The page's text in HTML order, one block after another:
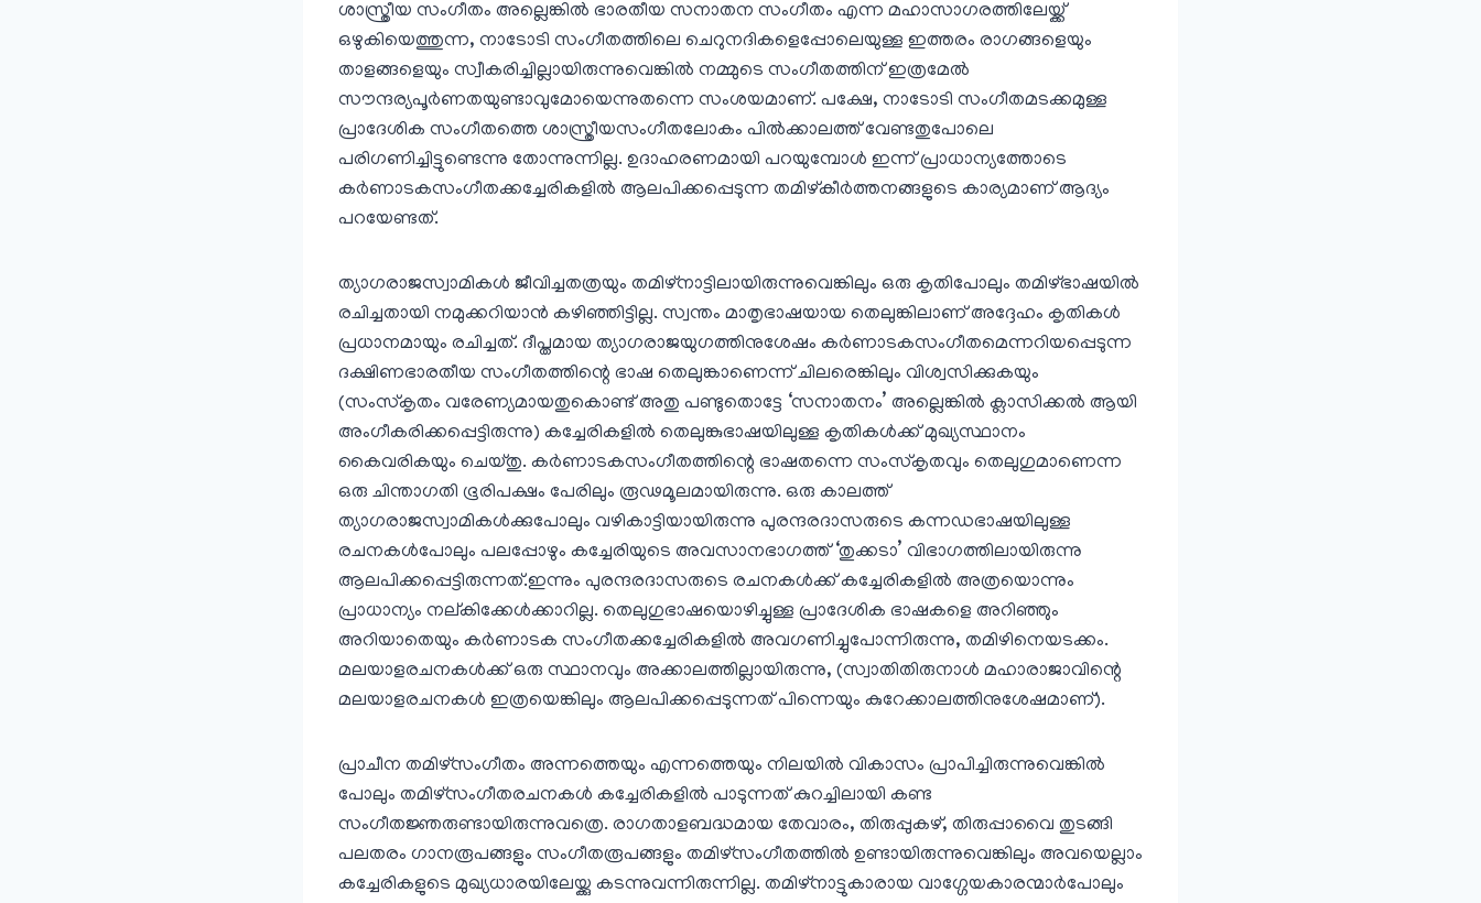
ശാസ്ത്രീയ സംഗീതം അല്ലെങ്കില്‍ ഭാരതീയ സനാതന സംഗീതം എന്ന മഹാസാഗരത്തിലേയ്ക്ക്
ഒഴുകിയെത്തുന്ന, നാടോടി സംഗീതത്തിലെ ചെറുനദികളെപ്പോലെയുള്ള ഇത്തരം രാഗങ്ങളെയും
താളങ്ങളെയും സ്വീകരിച്ചില്ലായിരുന്നുവെങ്കില്‍ നമ്മുടെ സംഗീതത്തിന് ഇത്രമേല്‍
സൗന്ദര്യപൂര്‍ണതയുണ്ടാവുമോയെന്നുതന്നെ സംശയമാണ്. പക്ഷേ, നാടോടി സംഗീതമടക്കമുള്ള
പ്രാദേശിക സംഗീതത്തെ ശാസ്ത്രീയസംഗീതലോകം പില്‍ക്കാലത്ത് വേണ്ടതുപോലെ
പരിഗണിച്ചിട്ടുണ്ടെന്നു തോന്നുന്നില്ല. ഉദാഹരണമായി പറയുമ്പോള്‍ ഇന്ന് പ്രാധാന്യത്തോടെ
കര്‍ണാടകസംഗീതക്കച്ചേരികളില്‍ ആലപിക്കപ്പെടുന്ന തമിഴ്കീര്‍ത്തനങ്ങളുടെ കാര്യമാണ് ആദ്യം
പറയേണ്ടത്.
ത്യാഗരാജസ്വാമികള്‍ ജീവിച്ചതത്രയും തമിഴ്‌നാട്ടിലായിരുന്നുവെങ്കിലും ഒരു കൃതിപോലും തമിഴ്ഭാഷയില്‍
രചിച്ചതായി നമുക്കറിയാന്‍ കഴിഞ്ഞിട്ടില്ല. സ്വന്തം മാതൃഭാഷയായ തെലുങ്കിലാണ് അദ്ദേഹം കൃതികള്‍
പ്രധാനമായും രചിച്ചത്. ദീപ്തമായ ത്യാഗരാജയുഗത്തിനുശേഷം കര്‍ണാടകസംഗീതമെന്നറിയപ്പെടുന്ന
ദക്ഷിണഭാരതീയ സംഗീതത്തിന്റെ ഭാഷ തെലുങ്കാണെന്ന് ചിലരെങ്കിലും വിശ്വസിക്കുകയും
(സംസ്‌കൃതം വരേണ്യമായതുകൊണ്ട് അതു പണ്ടുതൊട്ടേ ‘സനാതനം’ അല്ലെങ്കില്‍ ക്ലാസിക്കല്‍ ആയി
അംഗീകരിക്കപ്പെട്ടിരുന്നു) കച്ചേരികളില്‍ തെലുങ്കുഭാഷയിലുള്ള കൃതികള്‍ക്ക് മുഖ്യസ്ഥാനം
കൈവരികയും ചെയ്തു. കര്‍ണാടകസംഗീതത്തിന്റെ ഭാഷതന്നെ സംസ്‌കൃതവും തെലുഗുമാണെന്ന
ഒരു ചിന്താഗതി ഭൂരിപക്ഷം പേരിലും രൂഢമൂലമായിരുന്നു. ഒരു കാലത്ത്
ത്യാഗരാജസ്വാമികള്‍ക്കുപോലും വഴികാട്ടിയായിരുന്നു പുരന്ദരദാസരുടെ കന്നഡഭാഷയിലുള്ള
രചനകള്‍പോലും പലപ്പോഴും കച്ചേരിയുടെ അവസാനഭാഗത്ത് ‘തുക്കടാ’ വിഭാഗത്തിലായിരുന്നു
ആലപിക്കപ്പെട്ടിരുന്നത്.ഇന്നും പുരന്ദരദാസരുടെ രചനകള്‍ക്ക് കച്ചേരികളില്‍ അത്രയൊന്നും
പ്രാധാന്യം നല്കിക്കേള്‍ക്കാറില്ല. തെലുഗുഭാഷയൊഴിച്ചുള്ള പ്രാദേശിക ഭാഷകളെ അറിഞ്ഞും
അറിയാതെയും കര്‍ണാടക സംഗീതക്കച്ചേരികളില്‍ അവഗണിച്ചുപോന്നിരുന്നു, തമിഴിനെയടക്കം.
മലയാളരചനകള്‍ക്ക് ഒരു സ്ഥാനവും അക്കാലത്തില്ലായിരുന്നു, (സ്വാതിതിരുനാള്‍ മഹാരാജാവിന്റെ
മലയാളരചനകള്‍ ഇത്രയെങ്കിലും ആലപിക്കപ്പെടുന്നത് പിന്നെയും കുറേക്കാലത്തിനുശേഷമാണ്).
പ്രാചീന തമിഴ്‌സംഗീതം അന്നത്തെയും എന്നത്തെയും നിലയില്‍ വികാസം പ്രാപിച്ചിരുന്നുവെങ്കില്‍
പോലും തമിഴ്‌സംഗീതരചനകള്‍ കച്ചേരികളില്‍ പാടുന്നത് കുറച്ചിലായി കണ്ട
സംഗീതജ്ഞരുണ്ടായിരുന്നുവത്രെ. രാഗതാളബദ്ധമായ തേവാരം, തിരുപ്പുകഴ്, തിരുപ്പാവൈ തുടങ്ങി
പലതരം ഗാനരൂപങ്ങളും സംഗീതരൂപങ്ങളും തമിഴ്‌സംഗീതത്തില്‍ ഉണ്ടായിരുന്നുവെങ്കിലും അവയെല്ലാം
കച്ചേരികളുടെ മുഖ്യധാരയിലേയ്ക്കു കടന്നുവന്നിരുന്നില്ല. തമിഴ്‌നാട്ടുകാരായ വാഗ്ഗേയകാരന്മാര്‍പോലും